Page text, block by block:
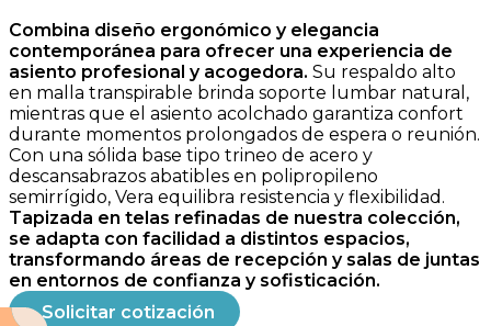
Vera
Combina diseño ergonómico y elegancia
contemporánea para ofrecer una experiencia de
asiento profesional y acogedora. Su respaldo alto
en malla transpirable brinda soporte lumbar natural,
mientras que el asiento acolchado garantiza confort
durante momentos prolongados de espera o reunión.
Con una sólida base tipo trineo de acero y
descansabrazos abatibles en polipropileno
semirrígido, Vera equilibra resistencia y flexibilidad.
Tapizada en telas refinadas de nuestra colección,
se adapta con facilidad a distintos espacios,
transformando áreas de recepción y salas de juntas
en entornos de confianza y sofisticación.
Solicitar cotización